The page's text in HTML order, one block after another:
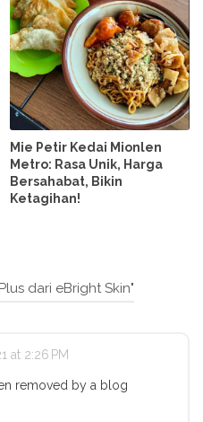
Mie Petir Kedai Mionlen
Metro: Rasa Unik, Harga
Bersahabat, Bikin
Ketagihan!
dari eBright Skin"
at 2:26 PM
removed by a blog